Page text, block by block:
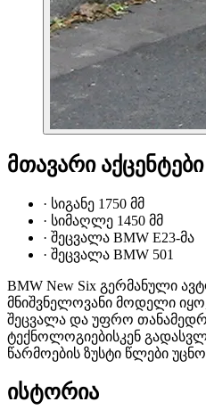
მთავარი აქცენტები
· სიგანე 1750 მმ
· სიმაღლე 1450 მმ
· შეცვალა BMW E23-მა
· შეცვალა BMW 501
BMW New Six გერმანული
მნიშვნელოვანი მოდელი
შეცვალა და უფრო
ტექნოლოგიებისკენ
წარმოების ზუსტი წლები
ისტორია